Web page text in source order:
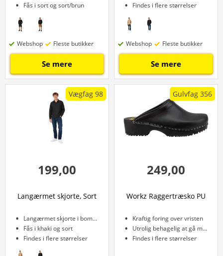
Fås i sort og sort/brun
Webshop Fleste butikker
Se mere
Findes i flere størrelser
Webshop Fleste butikker
Se mere
Vægfag 98
199,00
Langærmet skjorte, Sort
Langærmet skjorte i bomuld
Fås i khaki og sort
Findes i flere størrelser
Gulvfag 356
249,00
Workz Raggertræsko PU
Kraftig foring over vristen
Utrolig behagelig at gå med
Findes i flere størrelser